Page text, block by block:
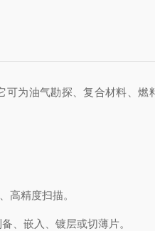
为油气勘探、复合材料、
高精度扫描。
、嵌入、镀层或切薄片。